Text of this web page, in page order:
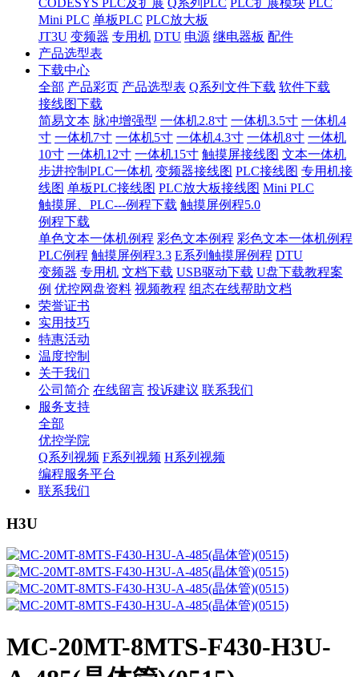
CODESYS PLC及扩展 Q系列PLC PLC扩展模块 PLC
Mini PLC 单板PLC PLC放大板
JT3U 变频器 专用机 DTU 电源 继电器板 配件
产品选型表
下载中心
全部 产品彩页 产品选型表 Q系列文件下载 软件下载
接线图下载
简易文本 脉冲增强型 一体机2.8寸 一体机3.5寸 一体机4
寸 一体机7寸 一体机5寸 一体机4.3寸 一体机8寸 一体机
10寸 一体机12寸 一体机15寸 触摸屏接线图 文本一体机
步进控制PLC一体机 变频器接线图 PLC接线图 专用机接
线图 单板PLC接线图 PLC放大板接线图 Mini PLC
触摸屏、PLC---例程下载 触摸屏例程5.0
例程下载
单色文本一体机例程 彩色文本例程 彩色文本一体机例程
PLC例程 触摸屏例程3.3 E系列触摸屏例程 DTU
变频器 专用机 文档下载 USB驱动下载 U盘下载教程案
例 优控网盘资料 视频教程 组态在线帮助文档
荣誉证书
实用技巧
特惠活动
温度控制
关于我们
公司简介 在线留言 投诉建议 联系我们
服务支持
全部
优控学院
Q系列视频 F系列视频 H系列视频
编程服务平台
联系我们
H3U
MC-20MT-8MTS-F430-H3U-